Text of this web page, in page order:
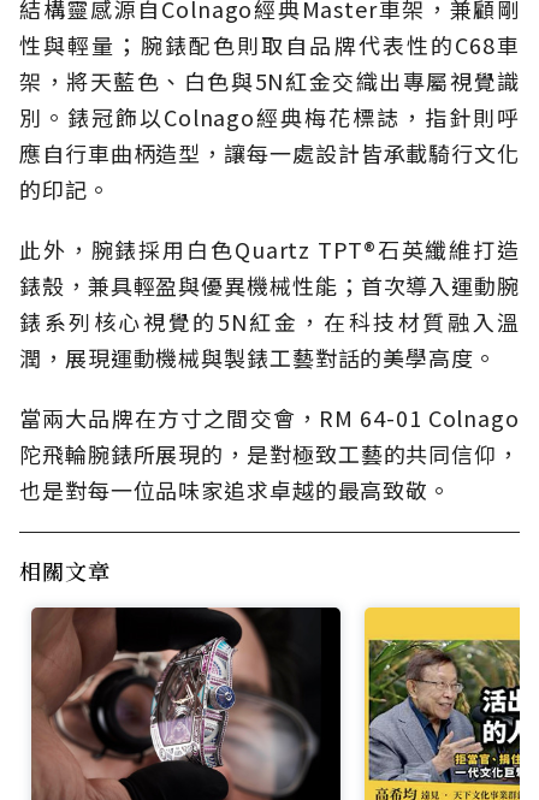
結構靈感源自Colnago經典Master車架，兼顧剛
性與輕量；腕錶配色則取自品牌代表性的C68車
架，將天藍色、白色與5N紅金交織出專屬視覺識
別。錶冠飾以Colnago經典梅花標誌，指針則呼
應自行車曲柄造型，讓每一處設計皆承載騎行文化
的印記。
此外，腕錶採用白色Quartz TPT®石英纖維打造
錶殼，兼具輕盈與優異機械性能；首次導入運動腕
錶系列核心視覺的5N紅金，在科技材質融入溫
潤，展現運動機械與製錶工藝對話的美學高度。
當兩大品牌在方寸之間交會，RM 64-01 Colnago
陀飛輪腕錶所展現的，是對極致工藝的共同信仰，
也是對每一位品味家追求卓越的最高致敬。
相關文章